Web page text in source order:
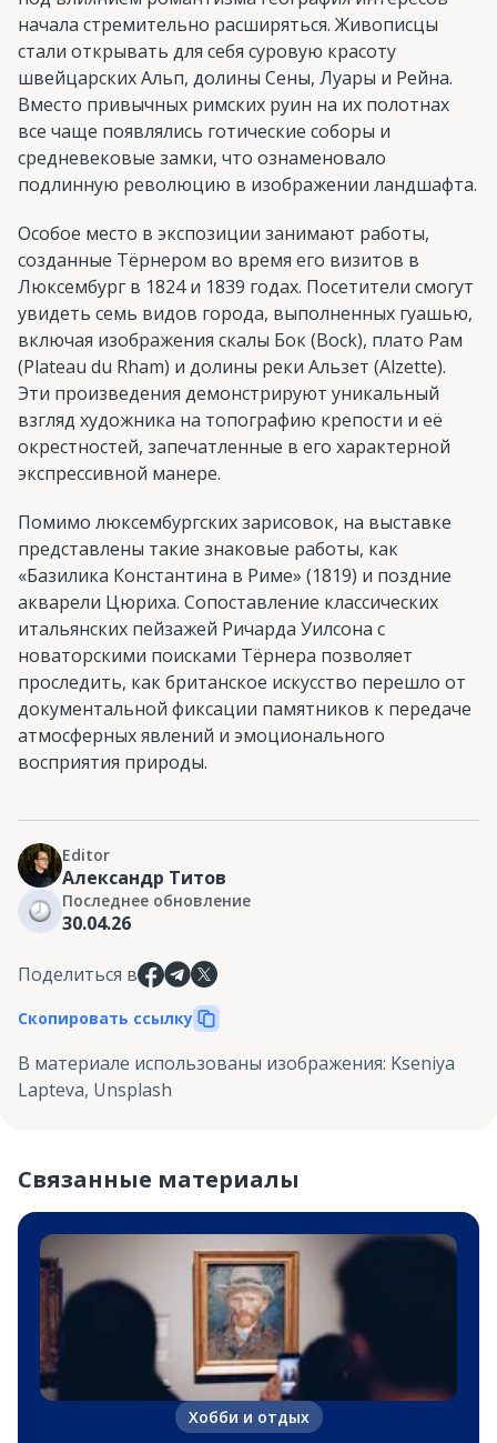
начала стремительно расширяться. Живописцы
стали открывать для себя суровую красоту
швейцарских Альп, долины Сены, Луары и Рейна.
Вместо привычных римских руин на их полотнах
все чаще появлялись готические соборы и
средневековые замки, что ознаменовало
подлинную революцию в изображении ландшафта.
Особое место в экспозиции занимают работы,
созданные Тёрнером во время его визитов в
Люксембург в 1824 и 1839 годах. Посетители смогут
увидеть семь видов города, выполненных гуашью,
включая изображения скалы Бок (Bock), плато Рам
(Plateau du Rham) и долины реки Альзет (Alzette).
Эти произведения демонстрируют уникальный
взгляд художника на топографию крепости и её
окрестностей, запечатленные в его характерной
экспрессивной манере.
Помимо люксембургских зарисовок, на выставке
представлены такие знаковые работы, как
«Базилика Константина в Риме» (1819) и поздние
акварели Цюриха. Сопоставление классических
итальянских пейзажей Ричарда Уилсона с
новаторскими поисками Тёрнера позволяет
проследить, как британское искусство перешло от
документальной фиксации памятников к передаче
атмосферных явлений и эмоционального
восприятия природы.
Editor
Александр Титов
Последнее обновление
30.04.26
Поделиться в
Скопировать ссылку
В материале использованы изображения: Kseniya
Lapteva, Unsplash
Связанные материалы
Хобби и отдых